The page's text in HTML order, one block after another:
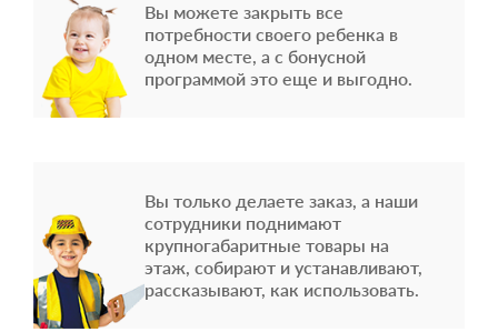
Вы можете закрыть все
потребности своего ребенка в
одном месте, а с бонусной
программой это еще и выгодно.
Вы только делаете заказ, а наши
сотрудники поднимают
крупногабаритные товары на
этаж, собирают и устанавливают,
рассказывают, как использовать.